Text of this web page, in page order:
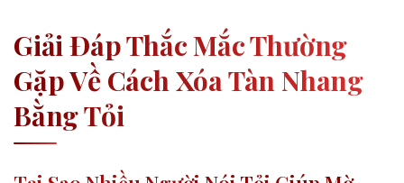
Giải Đáp Thắc Mắc Thường
Gặp Về Cách Xóa Tàn Nhang
Bằng Tỏi